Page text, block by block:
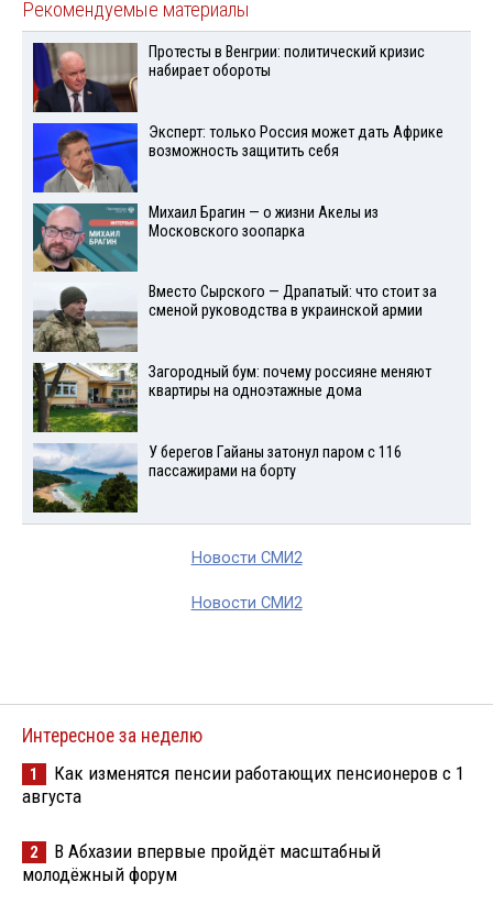
Рекомендуемые материалы
Протесты в Венгрии: политический кризис
набирает обороты
Эксперт: только Россия может дать Африке
возможность защитить себя
Михаил Брагин — о жизни Акелы из
Московского зоопарка
Вместо Сырского — Драпатый: что стоит за
сменой руководства в украинской армии
Загородный бум: почему россияне меняют
квартиры на одноэтажные дома
У берегов Гайаны затонул паром с 116
пассажирами на борту
Новости СМИ2
Новости СМИ2
Интересное за неделю
1
Как изменятся пенсии работающих пенсионеров с 1
августа
2
В Абхазии впервые пройдёт масштабный
молодёжный форум